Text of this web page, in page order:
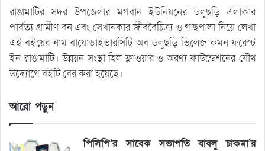
রাঙামাটির সদর উপজেলার মগবান ইউনিয়নের ডলুছড়ি এলাকার
পার্বত্য গ্রামীণ বন এবং সেখানকার জীববৈচিত্র্য ও গাছপালা নিয়ে লেখা
এই বইয়ের নাম বায়োডাইভারসিটি অব ডলুছড়ি ভিলেজ কমন ফরেস্ট
ইন রাঙামাটি। উন্নয়ন সংস্থা হিল ফ্লাওয়ার ও অরণ্য ফাউন্ডেশনের যৌথ
উদ্যোগে বইটি বের করা হয়েছে।
আরো পড়ুন
পিসিপি’র সাবেক সভাপতি বাবলু চাকমা’র